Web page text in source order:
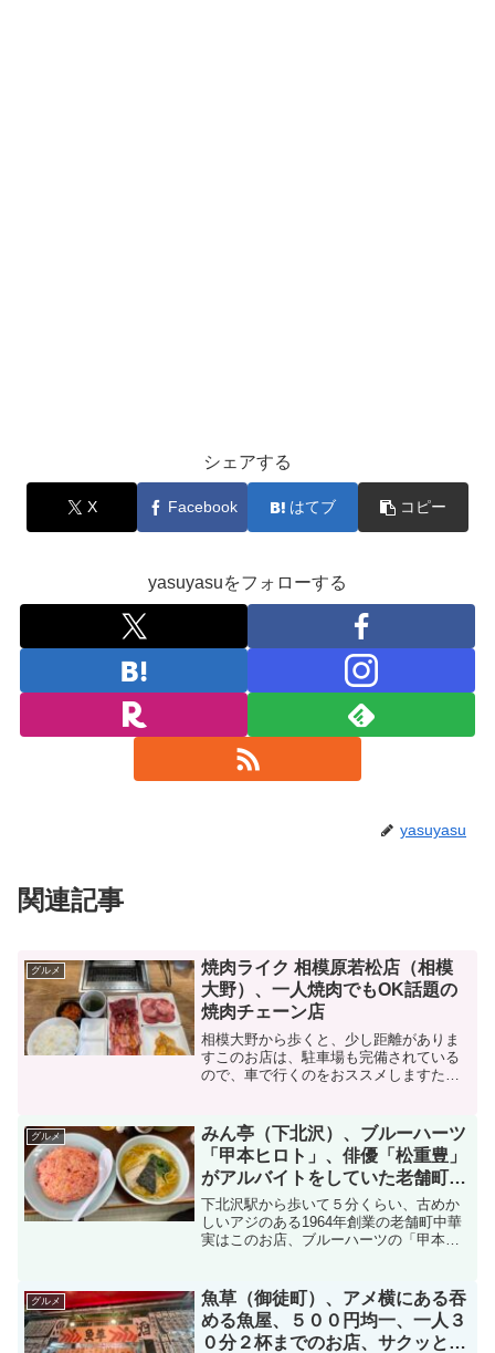
シェアする
X Facebook はてブ コピー
yasuyasuをフォローする
yasuyasu
関連記事
グルメ
焼肉ライク 相模原若松店（相模
大野）、一人焼肉でもOK話題の
焼肉チェーン店
相模大野から歩くと、少し距離がありま
すこのお店は、駐車場も完備されている
ので、車で行くのをおススメしますただ
角」創業者の西山知義氏が率いるダイニ
ングイノベーションがのお...
グルメ
みん亭（下北沢）、ブルーハーツ
「甲本ヒロト」、俳優「松重豊」
がアルバイトをしていた老舗町中
華でピンクのチャーハンを食す
下北沢駅から歩いて５分くらい、古めか
しいアジのある1964年創業の老舗町中華
実はこのお店、ブルーハーツの「甲本ヒ
くと、順番を待つ人がおり、受付で名前
を書き待つことになり...
グルメ
魚草（御徒町）、アメ横にある吞
める魚屋、５００円均一、一人３
０分２杯までのお店、サクッと立